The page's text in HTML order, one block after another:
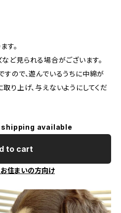
す。
ど見られる場合がございます。
ので、遊んでいるうちに中綿が
り上げ、与えないようにしてくだ
available
to cart
住まいの方向け